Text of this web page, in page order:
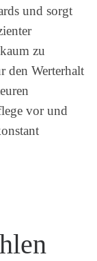
und sorgt
zu
den Werterhalt
vor und